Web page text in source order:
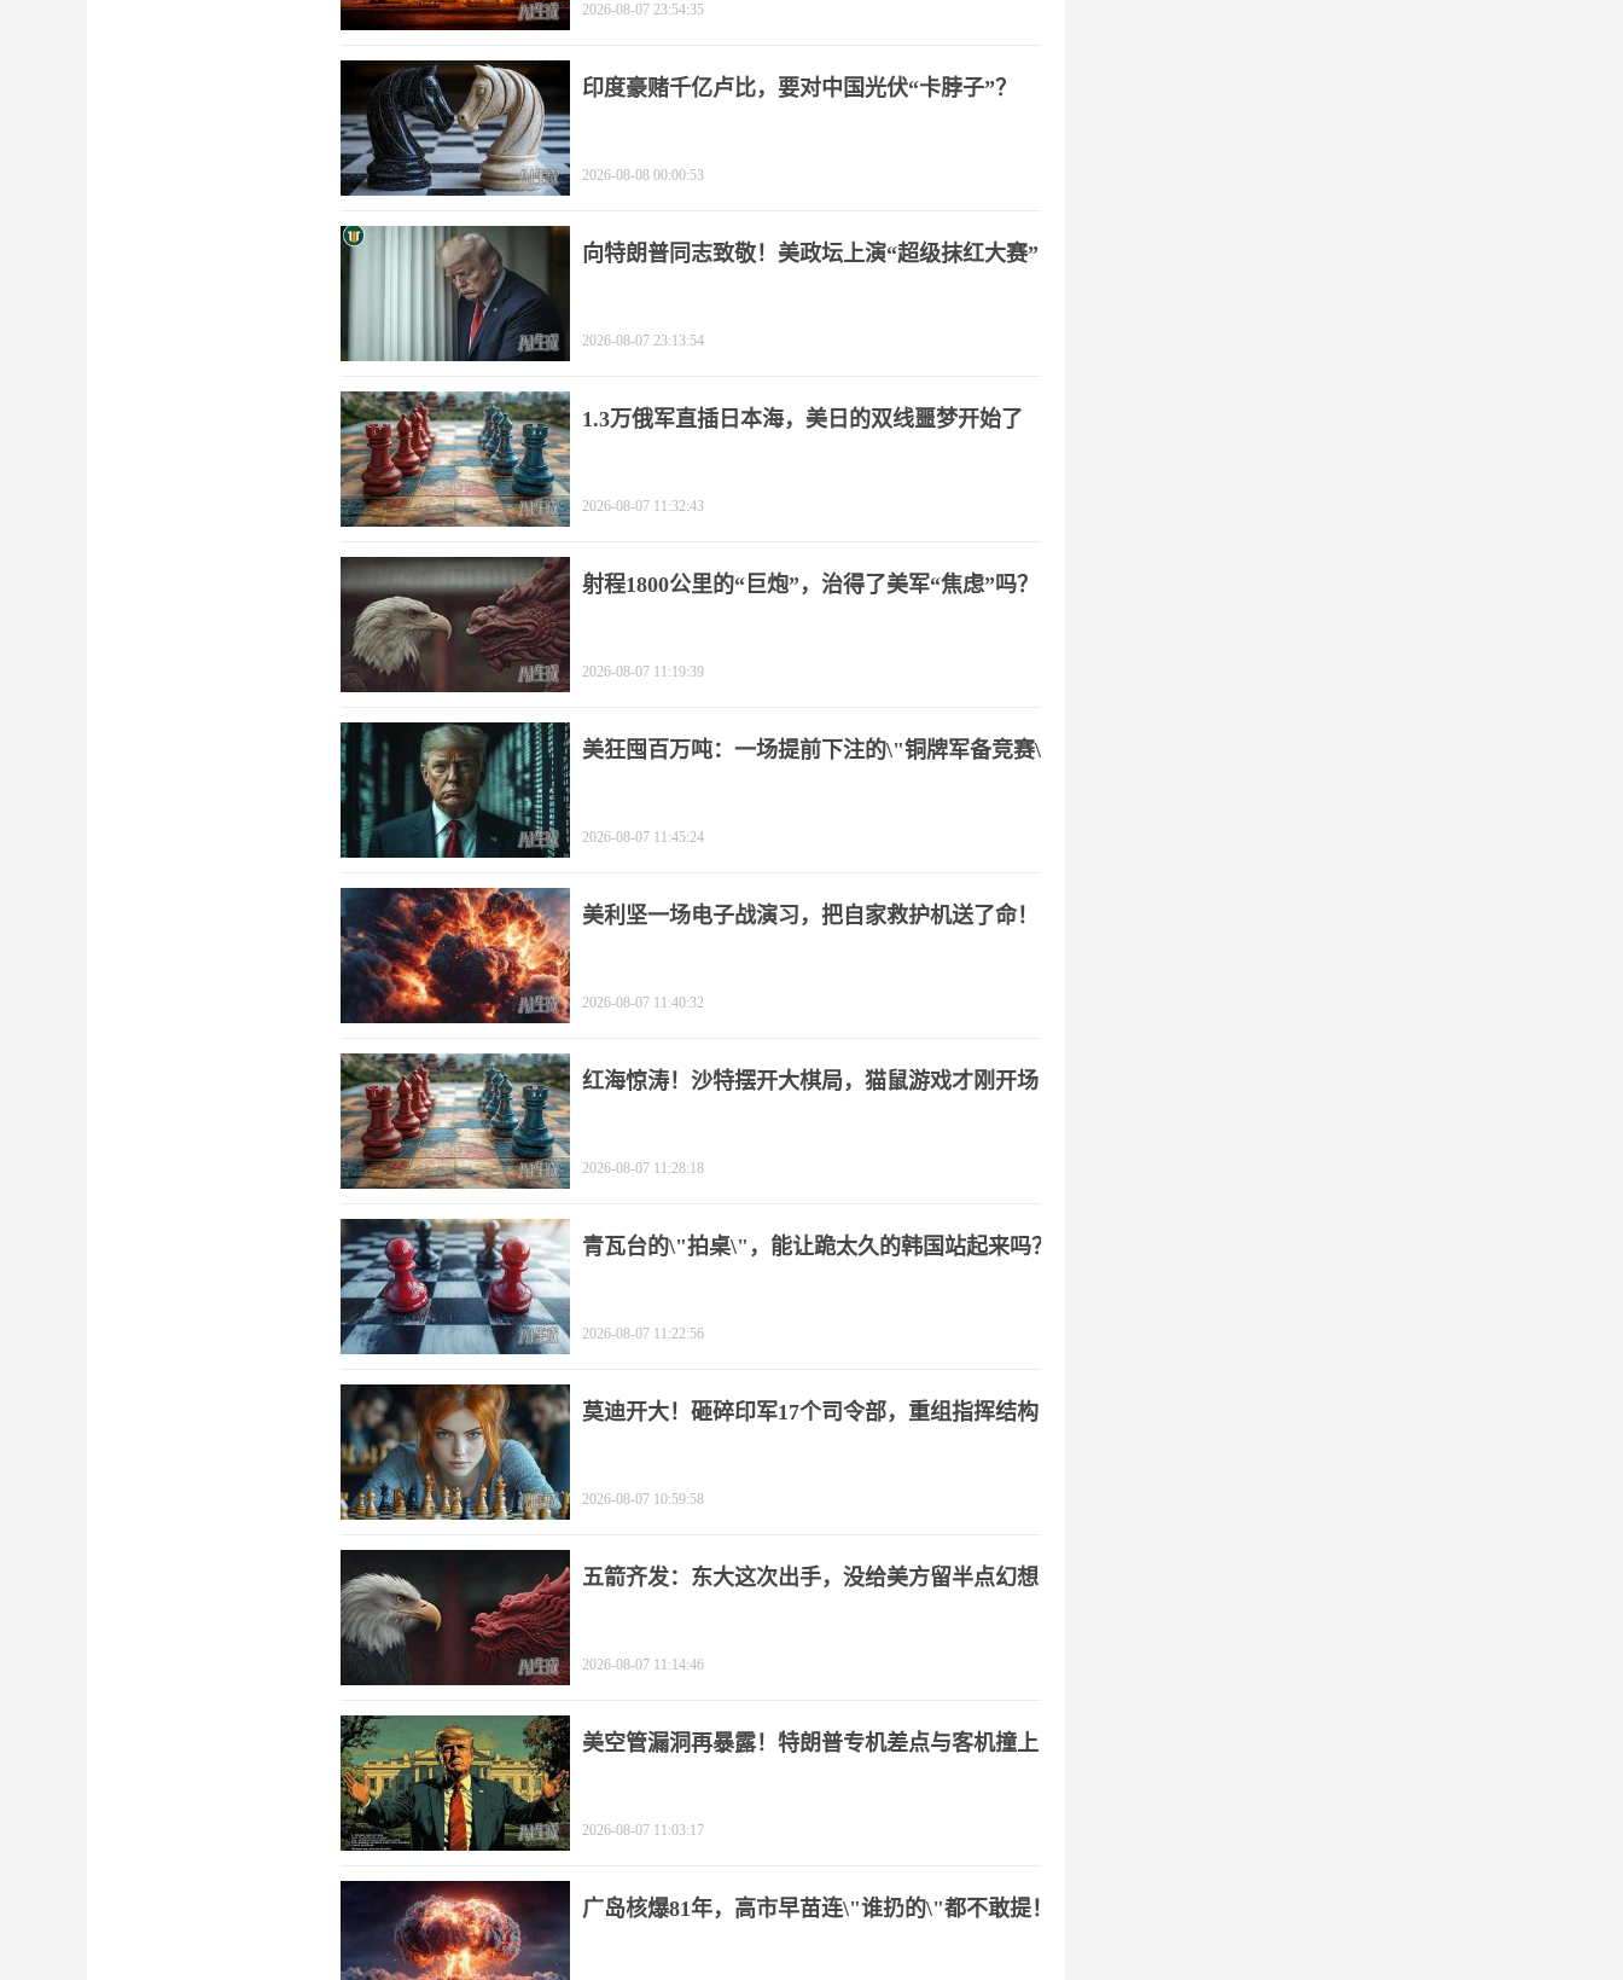
2026-08-07 23:54:35
印度豪赌千亿卢比，要对中国光伏“卡脖子”？
2026-08-08 00:00:53
向特朗普同志致敬！美政坛上演“超级抹红大赛”
2026-08-07 23:13:54
1.3万俄军直插日本海，美日的双线噩梦开始了
2026-08-07 11:32:43
射程1800公里的“巨炮”，治得了美军“焦虑”吗？
2026-08-07 11:19:39
美狂囤百万吨：一场提前下注的\"铜牌军备竞赛\"
2026-08-07 11:45:24
美利坚一场电子战演习，把自家救护机送了命！
2026-08-07 11:40:32
红海惊涛！沙特摆开大棋局，猫鼠游戏才刚开场
2026-08-07 11:28:18
青瓦台的\"拍桌\"，能让跪太久的韩国站起来吗？
2026-08-07 11:22:56
莫迪开大！砸碎印军17个司令部，重组指挥结构
2026-08-07 10:59:58
五箭齐发：东大这次出手，没给美方留半点幻想
2026-08-07 11:14:46
美空管漏洞再暴露！特朗普专机差点与客机撞上
2026-08-07 11:03:17
广岛核爆81年，高市早苗连\"谁扔的\"都不敢提！